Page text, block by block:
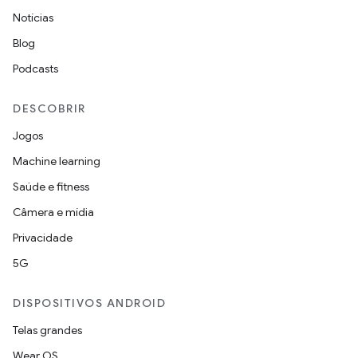
Notícias
Blog
Podcasts
DESCOBRIR
Jogos
Machine learning
Saúde e fitness
Câmera e mídia
Privacidade
5G
DISPOSITIVOS ANDROID
Telas grandes